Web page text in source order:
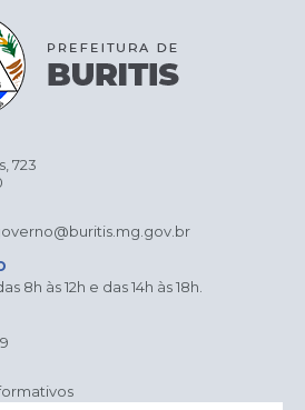
723
8h às 12h e das 14h às 18h.